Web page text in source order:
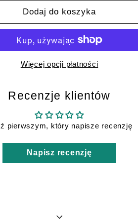
Dodaj do koszyka
Więcej opcji płatności
Recenzje klientów
pierwszym, który napisze recenzję
Napisz recenzję